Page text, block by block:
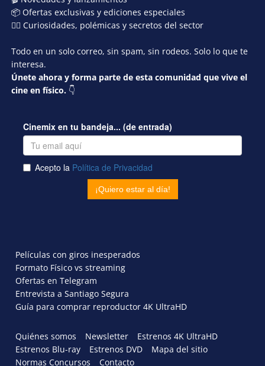
📦 Ofertas exclusivas y ediciones especiales
🕵️‍♂️ Curiosidades, polémicas y secretos del sector
Todo en un solo correo, sin spam, sin rodeos. Solo lo que te
interesa.
Únete ahora y forma parte de esta comunidad que vive el
cine en físico. 👇
Películas con giros inesperados
Formato Físico vs streaming
Ofertas en Telegram
Entrevista a Santiago Segura
Guía para comprar reproductor 4K UltraHD
Quiénes somos Newsletter
Estrenos 4K UltraHD
Estrenos Blu-ray
Estrenos DVD
Mapa del sitio
Normas Concursos
Contacto